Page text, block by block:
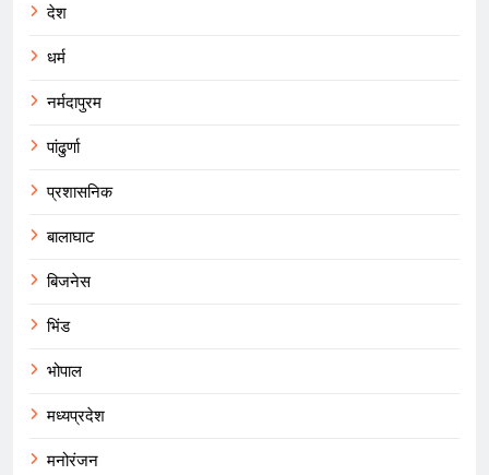
देश
धर्म
नर्मदापुरम
पांढुर्णा
प्रशासनिक
बालाघाट
बिजनेस
भिंड
भोपाल
मध्यप्रदेश
मनोरंजन